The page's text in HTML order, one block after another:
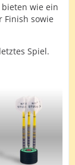
wie ein
Finish sowie
Spiel.